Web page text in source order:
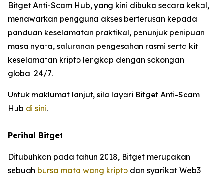
Bitget Anti-Scam Hub, yang kini dibuka secara kekal,
menawarkan pengguna akses berterusan kepada
panduan keselamatan praktikal, penunjuk penipuan
masa nyata, saluranan pengesahan rasmi serta kit
keselamatan kripto lengkap dengan sokongan
global 24/7.
Untuk maklumat lanjut, sila layari Bitget Anti-Scam
Hub di sini.
Perihal Bitget
Ditubuhkan pada tahun 2018, Bitget merupakan
sebuah bursa mata wang kripto dan syarikat Web3